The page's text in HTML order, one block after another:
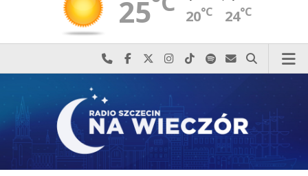
25 20°C 24°C
Najlepiej po prostu do nas zadzwoń
Odwiedź nas na Facebook-u
Odwiedź nas na X
Odwiedź nas na Instagram-ie
Odwiedź nas na TikTok-u
Szukaj nas na Spotify
Wyślij do nas
Szukaj